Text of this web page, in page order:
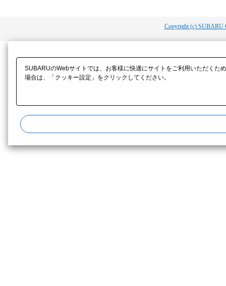
Copyright (c) SUBARU
SUBARUのWebサイトでは、お客様に快適にサイトをご利用いただく
場合は、「クッキー設定」をクリックしてください。​